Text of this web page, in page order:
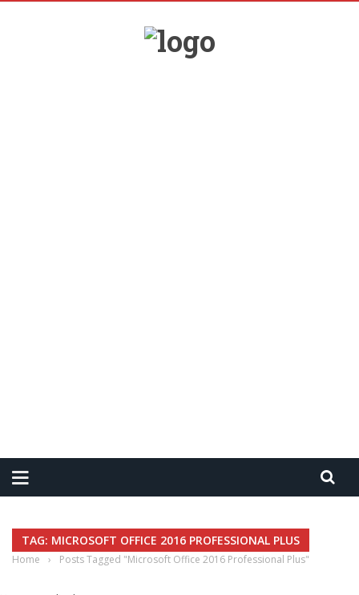
TAG: MICROSOFT OFFICE 2016 PROFESSIONAL PLUS
Home › Posts Tagged "Microsoft Office 2016 Professional Plus"